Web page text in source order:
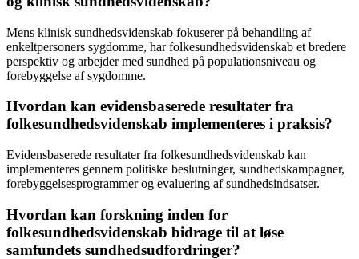
Mens klinisk sundhedsvidenskab fokuserer på behandling af
enkeltpersoners sygdomme, har folkesundhedsvidenskab et bredere
perspektiv og arbejder med sundhed på populationsniveau og
forebyggelse af sygdomme.
Hvordan kan evidensbaserede resultater fra
folkesundhedsvidenskab implementeres i praksis?
Evidensbaserede resultater fra folkesundhedsvidenskab kan
implementeres gennem politiske beslutninger, sundhedskampagner,
forebyggelsesprogrammer og evaluering af sundhedsindsatser.
Hvordan kan forskning inden for
folkesundhedsvidenskab bidrage til at løse
samfundets sundhedsudfordringer?